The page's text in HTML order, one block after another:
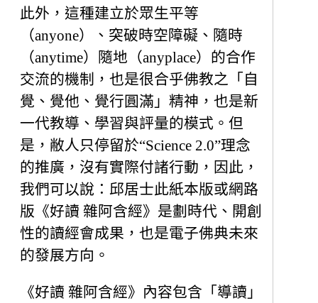
此外，這種建立於眾生平等
（anyone）、突破時空障礙、隨時
（anytime）隨地（anyplace）的合作
交流的機制，也是很合乎佛教之「自
覺、覺他、覺行圓滿」精神，也是新
一代教導、學習與評量的模式。但
是，敝人只停留於“Science 2.0”理念
的推廣，沒有實際付諸行動，因此，
我們可以說：邱居士此紙本版或網路
版《好讀 雜阿含經》是劃時代、開創
性的讀經會成果，也是電子佛典未來
的發展方向。
《好讀 雜阿含經》內容包含「導讀」